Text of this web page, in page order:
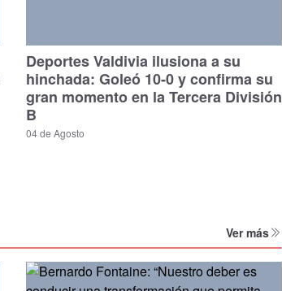
Deportes Valdivia ilusiona a su
hinchada: Goleó 10-0 y confirma su
gran momento en la Tercera División
B
04 de Agosto
Ver más